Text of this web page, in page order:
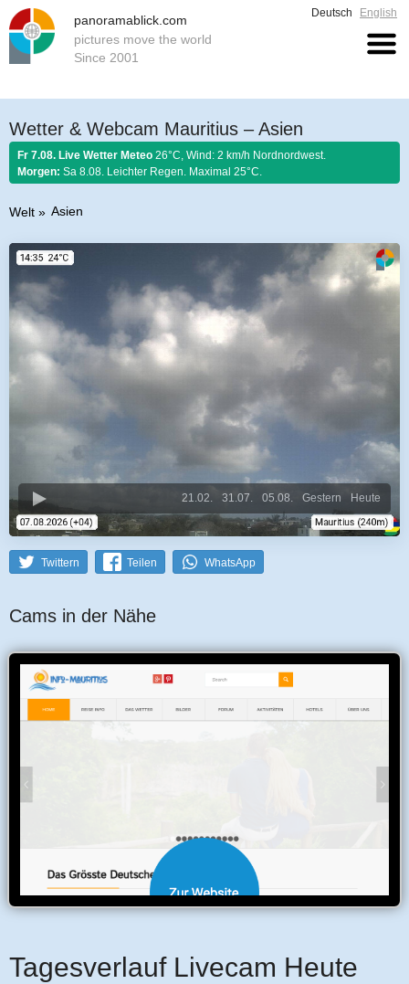
panoramablick.com
pictures move the world
Since 2001
Deutsch English
Wetter & Webcam Mauritius – Asien
Fr 7.08. Live Wetter Meteo 26°C, Wind: 2 km/h Nordnordwest.
Morgen: Sa 8.08. Leichter Regen. Maximal 25°C.
Welt Asien
Heute
Gestern
05.08.
31.07.
21.02.
Twittern Teilen WhatsApp
Cams in der Nähe
Tagesverlauf Livecam Heute